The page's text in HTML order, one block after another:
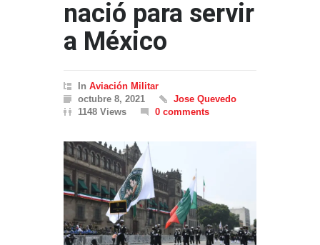
nació para servir
a México
In Aviación Militar
octubre 8, 2021
Jose Quevedo
1148 Views
0 comments